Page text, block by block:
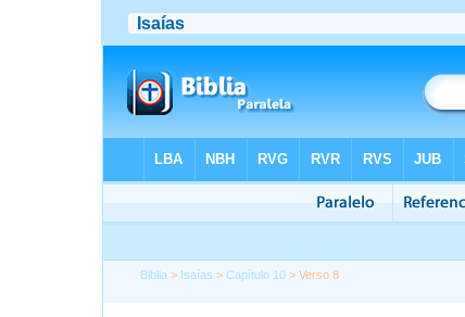
Biblia > Isaías >Capítulo 10 > Verso 8